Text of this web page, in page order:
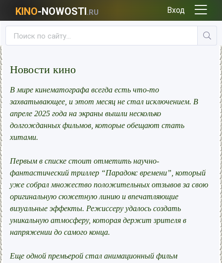
KINO-NOWOSTI.RU Вход
Новости кино
В мире кинематографа всегда есть что-то
захватывающее, и этот месяц не стал исключением. В
апреле 2025 года на экраны вышли несколько
долгожданных фильмов, которые обещают стать
хитами.
Первым в списке стоит отметить научно-
фантастический триллер “Парадокс времени”, который
уже собрал множество положительных отзывов за свою
оригинальную сюжетную линию и впечатляющие
визуальные эффекты. Режиссеру удалось создать
уникальную атмосферу, которая держит зрителя в
напряжении до самого конца.
Еще одной премьерой стал анимационный фильм